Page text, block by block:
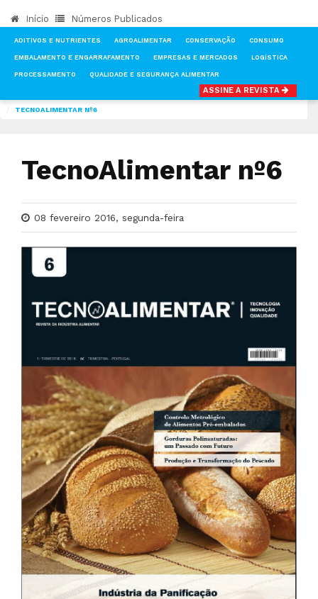
Início Números Publicados
ADITIVOS E NUTRIENTES AGROALIMENTAR CONSERVAÇÃO CONSUMO
EMBALAMENTO E ENGARRAFAMENTO EMPRESAS E MERCADOS LOGÍSTICA
PROCESSAMENTO QUALIDADE E SEGURANÇA ALIMENTAR
ASSINE A REVISTA
NÚMEROS PUBLICADOS DA REVISTA TECNOALIMENTAR
TECNOALIMENTAR Nº6
TecnoAlimentar nº6
08 fevereiro 2016, segunda-feira